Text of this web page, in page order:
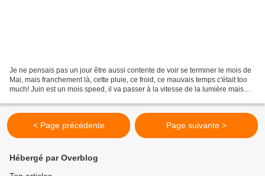
Je ne pensais pas un jour être aussi contente de voir se terminer le mois de
Mai, mais franchement là, cette pluie, ce froid, ce mauvais temps c'était too
much! Juin est un mois speed, il va passer à la vitesse de la lumière mais
< Page précédente Page suivante >
Hébergé par Overblog